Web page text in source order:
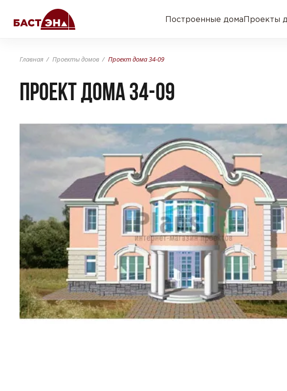
Построенные домаПроекты
Главная Проекты домов Проект дома 34-09
Проект дома 34-09